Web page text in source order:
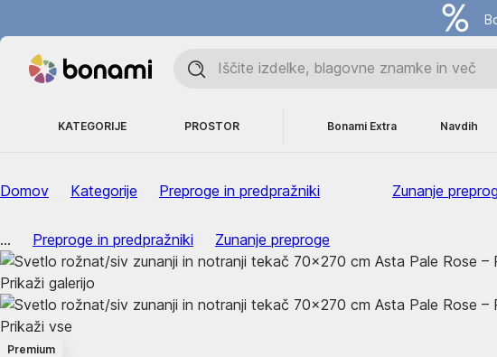
KATEGORIJE PROSTOR Bonami Extra Navdih
Domov Kategorije Preproge in predpražniki Zunanje
... Preproge in predpražniki Zunanje preproge
Prikaži galerijo
Prikaži vse
Premium